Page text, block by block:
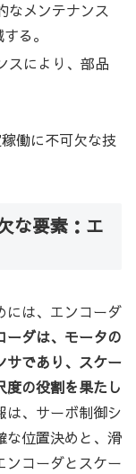
なメンテナンス
る。
スにより、部品
働に不可欠な技
な要素：エ
には、エンコーダ
ーダは、モータの
サであり、スケー
度の役割を果たし
は、サーボ制御シ
な位置決めと、滑
ンコーダとスケー